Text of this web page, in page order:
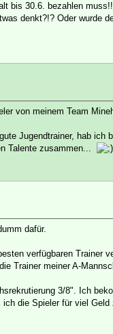
bis 30.6. bezahlen
denkt?!? Oder wurde
von meinem Team
Jugendtrainer, hab ich
Talente zusammen...
dafür.
verfügbaren Trainer
Trainer meiner A-
3/8". Ich
die Spieler für viel